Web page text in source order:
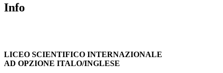
Info
LICEO SCIENTIFICO INTERNAZIONALE
AD OPZIONE ITALO/INGLESE